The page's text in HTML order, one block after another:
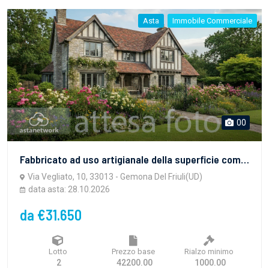
Asta Immobile Commerciale
00
Fabbricato ad uso artigianale della superficie commerciale di 128,50 mq, in Gemona del Friuli, via Vegliato n. 10
Via Vegliato, 10, 33013 - Gemona Del Friuli(UD)
data asta: 28.10.2026
da €31.650
Lotto
2
Prezzo base
42200.00
Rialzo minimo
1000.00